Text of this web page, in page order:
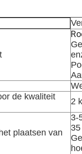
de kwaliteit
2
plaatsen van
3-